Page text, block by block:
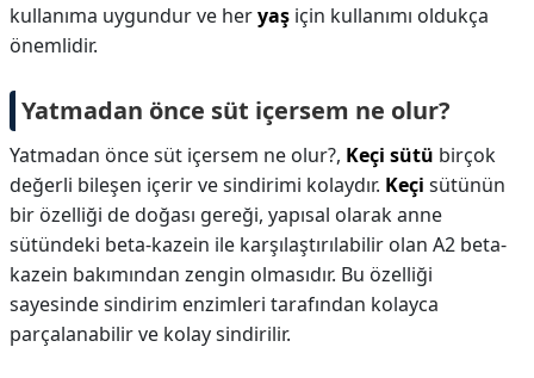
kullanıma uygundur ve heryaş için kullanımı oldukça
önemlidir.
Yatmadan önce süt içersem ne olur?
Yatmadan önce süt içersem ne olur?, Keçi sütü birçok
değerli bileşen içerir ve sindirimi kolaydır. Keçi sütünün
bir özelliği de doğası gereği, yapısal olarak anne
sütündeki beta-kazein ile karşılaştırılabilir olan A2 beta-
kazein bakımından zengin olmasıdır. Bu özelliği
sayesinde sindirim enzimleri tarafından kolayca
parçalanabilir ve kolay sindirilir.